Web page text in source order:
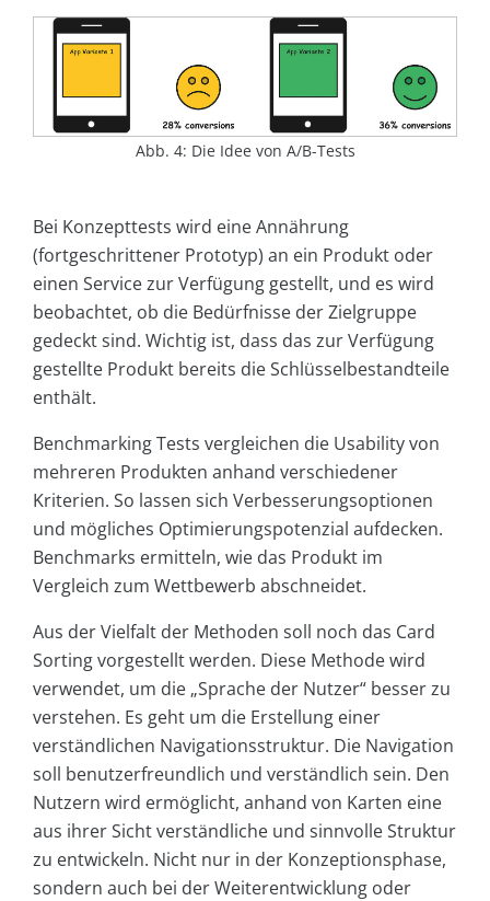
Abb. 4: Die Idee von A/B-Tests
Bei Konzepttests wird eine Annährung
(fortgeschrittener Prototyp) an ein Produkt oder
einen Service zur Verfügung gestellt, und es wird
beobachtet, ob die Bedürfnisse der Zielgruppe
gedeckt sind. Wichtig ist, dass das zur Verfügung
gestellte Produkt bereits die Schlüsselbestandteile
enthält.
Benchmarking Tests vergleichen die Usability von
mehreren Produkten anhand verschiedener
Kriterien. So lassen sich Verbesserungsoptionen
und mögliches Optimierungspotenzial aufdecken.
Benchmarks ermitteln, wie das Produkt im
Vergleich zum Wettbewerb abschneidet.
Aus der Vielfalt der Methoden soll noch das Card
Sorting vorgestellt werden. Diese Methode wird
verwendet, um die „Sprache der Nutzer“ besser zu
verstehen. Es geht um die Erstellung einer
verständlichen Navigationsstruktur. Die Navigation
soll benutzerfreundlich und verständlich sein. Den
Nutzern wird ermöglicht, anhand von Karten eine
aus ihrer Sicht verständliche und sinnvolle Struktur
zu entwickeln. Nicht nur in der Konzeptionsphase,
sondern auch bei der Weiterentwicklung oder